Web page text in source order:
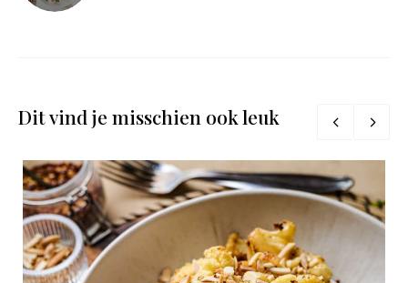
Dit vind je misschien ook leuk